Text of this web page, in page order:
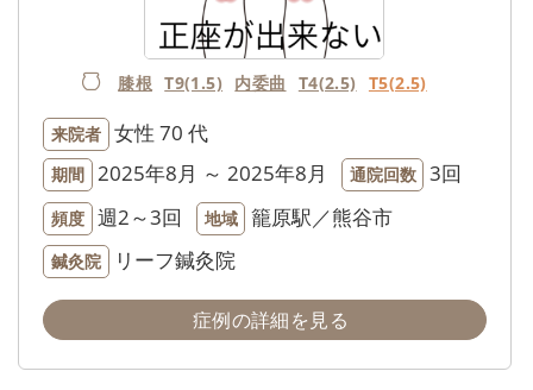
膝根 T9(1.5) 内委曲 T4(2.5) T5(2.5)
来院者 女性 70 代
期間 2025年8月 ～ 2025年8月 通院回数 3回
頻度 週2～3回 地域 籠原駅／熊谷市
鍼灸院 リーフ鍼灸院
症例の詳細を見る